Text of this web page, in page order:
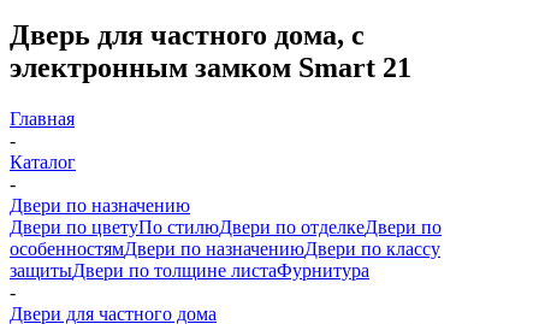
Дверь для частного дома, с
электронным замком Smart 21
Главная
-
Каталог
-
Двери по назначению
Двери по цветуПо стилюДвери по отделкеДвери по
особенностямДвери по назначениюДвери по классу
защитыДвери по толщине листаФурнитура
-
Двери для частного дома